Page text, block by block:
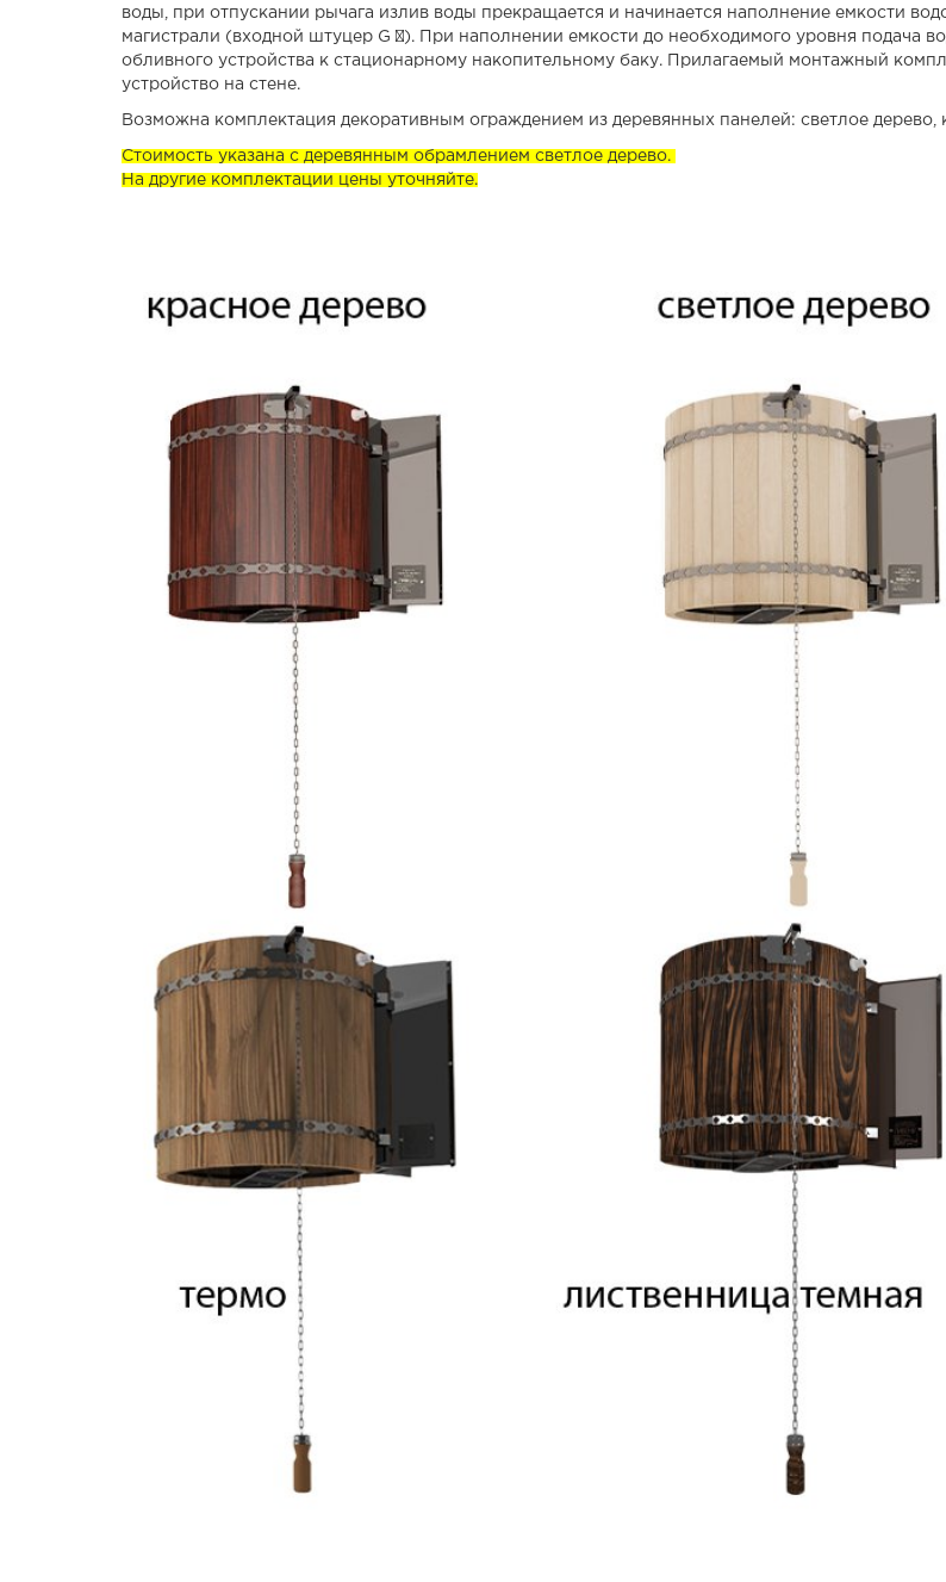
воды, при отпускании рычага излив воды прекращается и начинается наполнение емкости
магистрали (входной штуцер G ½). При наполнении емкости до необходимого уровня подача
обливного устройства к стационарному накопительному баку. Прилагаемый монтажный
устройство на стене.
Возможна комплектация декоративным ограждением из деревянных панелей: светлое дерево,
Стоимость указана с деревянным обрамлением светлое дерево.
На другие комплектации цены уточняйте.